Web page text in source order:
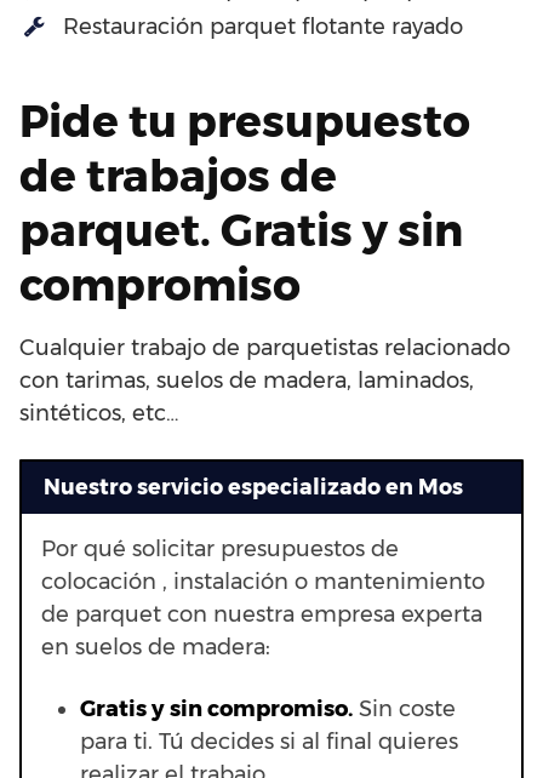
Restauración parquet flotante rayado
Pide tu presupuesto
de trabajos de
parquet. Gratis y sin
compromiso
Cualquier trabajo de parquetistas relacionado
con tarimas, suelos de madera, laminados,
sintéticos, etc…
Nuestro servicio especializado en Mos
Por qué solicitar presupuestos de
colocación , instalación o mantenimiento
de parquet con nuestra empresa experta
en suelos de madera:
Gratis y sin compromiso. Sin coste
para ti. Tú decides si al final quieres